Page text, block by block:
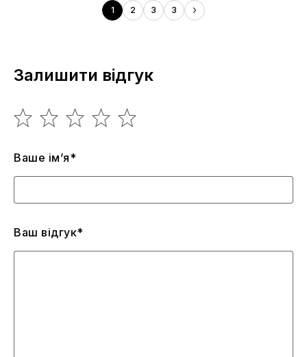
1 2 3 3
Залишити відгук
Ваше ім’я*
Ваш відгук*